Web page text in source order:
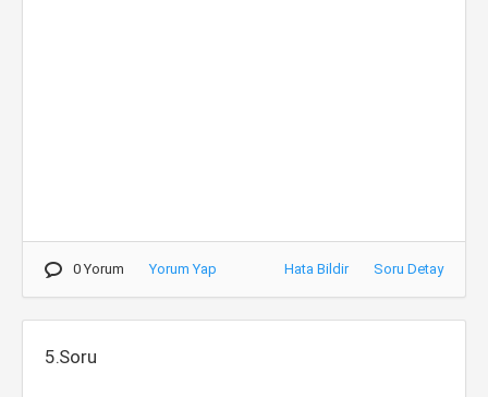
0 Yorum Yorum Yap Hata Bildir Soru Detay
5.Soru